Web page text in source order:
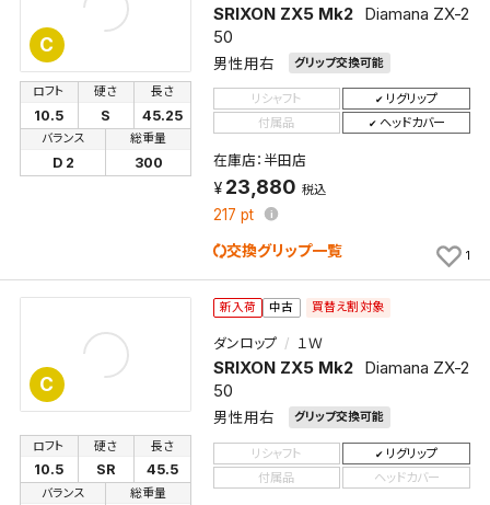
C
SRIXON ZX5 Mk2
Diamana ZX-2
50
男性用右 グリップ交換可能
ロフト
10.5
硬さ
S
長さ
45.25
バランス
D 2
総重量
300
リシャフト
リグリップ
付属品
ヘッドカバー
在庫店：半田店
23,880 税込
217 pt
交換グリップ一覧 1
C
新入荷 中古 買替え割対象
ダンロップ １Ｗ
SRIXON ZX5 Mk2
Diamana ZX-2
50
男性用右 グリップ交換可能
ロフト
10.5
硬さ
SR
長さ
45.5
バランス 総重量
リシャフト
リグリップ
付属品
ヘッドカバー